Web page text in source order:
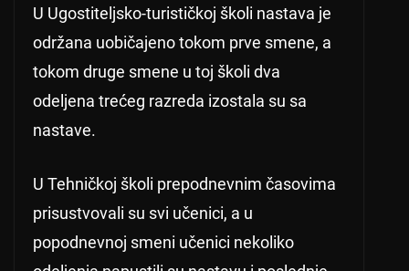
U Ugostiteljsko-turističkoj školi nastava je
održana uobičajeno tokom prve smene, a
tokom druge smene u toj školi dva
odeljena trećeg razreda izostala su sa
nastave.
U Tehničkoj školi prepodnevnim časovima
prisustvovali su svi učenici, a u
popodnevnoj smeni učenici nekoliko